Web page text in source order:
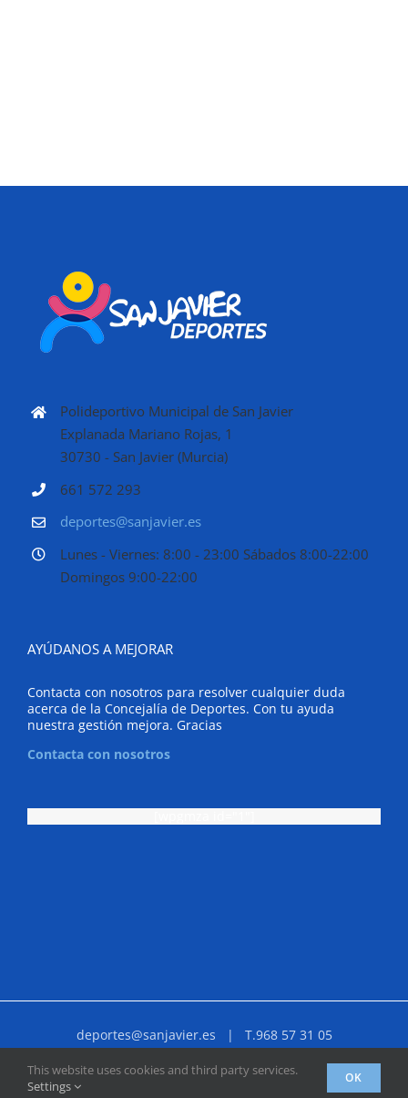
Polideportivo Municipal de San Javier
Explanada Mariano Rojas, 1
30730 - San Javier (Murcia)
661 572 293
deportes@sanjavier.es
Lunes - Viernes: 8:00 - 23:00 Sábados 8:00-22:00
Domingos 9:00-22:00
AYÚDANOS A MEJORAR
Contacta con nosotros para resolver cualquier duda
acerca de la Concejalía de Deportes. Con tu ayuda
nuestra gestión mejora. Gracias
Contacta con nosotros
deportes@sanjavier.es | T.968 57 31 05
Facebook
X YouTubeInstagram
Correo
electrónico
This website uses cookies and third party services.
Settings
OK